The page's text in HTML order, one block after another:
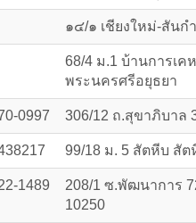
๑๔/๑ เชียงใหม่-สันก
68/4 ม.1 บ้านการเ
พระนครศรีอยุธยา
0997 306/12 ถ.สุขาภิบาล
99/18 ม. 5 สัตหีบ สัต
1489
208/1 ซ.พัฒนาการ
10250